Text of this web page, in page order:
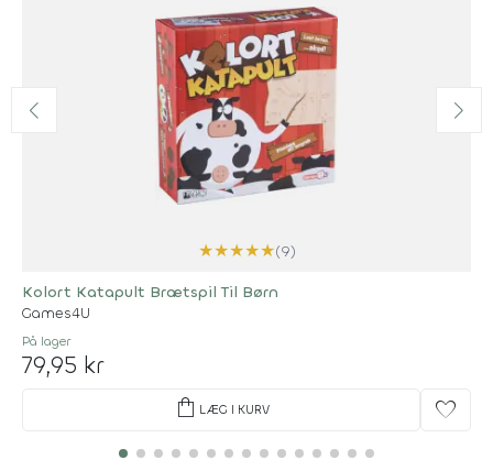
★★★★★(9)
Kolort Katapult Brætspil Til Børn
Games4U
På lager
79,95 kr
shopping_bag LÆG I KURV favorite